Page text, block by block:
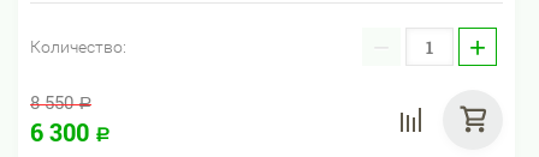
Количество: − +
8 550 Р
6 300 Р